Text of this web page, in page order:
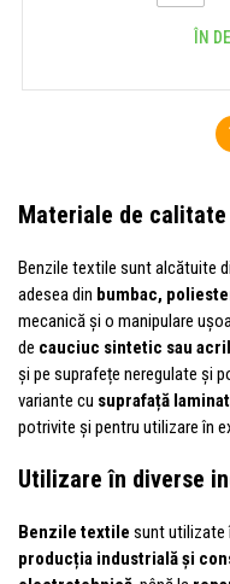
ÎN
Materiale de
Benzile textile sunt alcătuite
adesea din bumbac,
mecanică și o manipulare
de cauciuc sintetic sau
și pe suprafețe neregulate și
variante cu suprafață
potrivite și pentru utilizare în
Utilizare în diverse
Benzile textile sunt utilizate
producția industrială și